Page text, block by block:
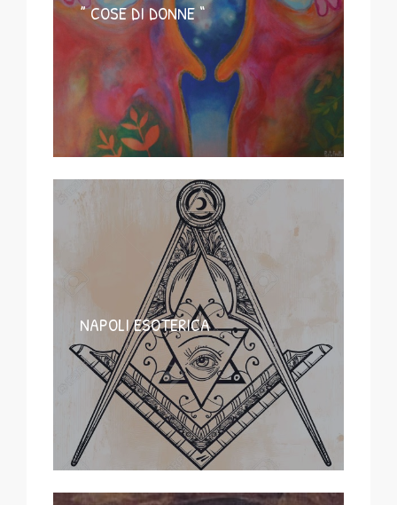
” COSE DI DONNE “
NAPOLI ESOTERICA